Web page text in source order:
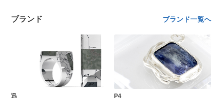
ブランド ブランド一覧へ
迅 P4